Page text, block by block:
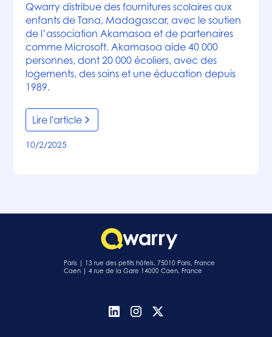
Qwarry distribue des fournitures scolaires aux
enfants de Tana, Madagascar, avec le soutien
de l’association Akamasoa et de partenaires
comme Microsoft. Akamasoa aide 40 000
personnes, dont 20 000 écoliers, avec des
logements, des soins et une éducation depuis
1989.
Lire l'article
10/2/2025
Paris | 13 rue des petits hôtels, 75010 Paris, France
Caen | 4 rue de la Gare 14000 Caen, France